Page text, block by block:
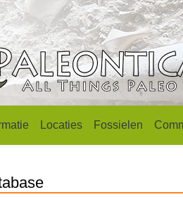
Locaties Fossielen